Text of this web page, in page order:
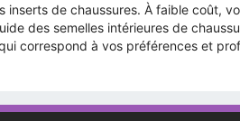
de chaussures. À faible coût,
des semelles intérieures de
correspond à vos préférences et